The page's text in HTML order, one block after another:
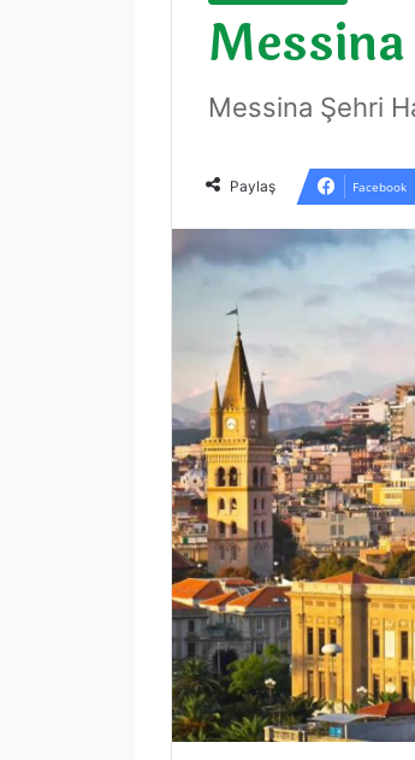
Messina Şehri
Paylaş Facebook